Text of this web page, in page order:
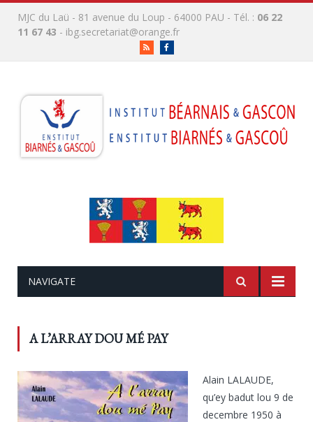
MJC du Laü - 81 avenue du Loup - 64000 PAU - Tél. : 06 22
11 67 43 - ibg.secretariat@orange.fr
RSS
NAVIGATE
A L’ARRAY DOU MÉ PAY
Alain LALAUDE,
qu’ey badut lou 9 de
decembre 1950 à